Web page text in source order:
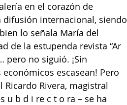
en el corazón de
difusión internacional, siendo
lo señala María del
de la estupenda revista “Ar
pero no siguió. ¡Sin
escasean! Pero
Ricardo Rivera, magistral
u b d i re c t o ra – se ha